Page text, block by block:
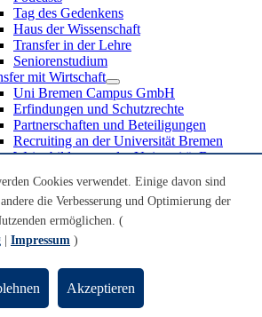
Tag des Gedenkens
Haus der Wissenschaft
Transfer in der Lehre
Seniorenstudium
mit Wirtschaft
Uni Bremen Campus GmbH
Erfindungen und Schutzrechte
Partnerschaften und Beteiligungen
Recruiting an der Universität Bremen
Weiterbildung an der Universität Bremen
Schülerinnen und Schüler
MINT-Schnupperstudium
Schulklassen
Lehrkräfte
- Servicestelle für Transferaktivitäten
Transfermagazin der Universität Bremen
Cookies verwendet. Einige davon sind
die Verbesserung und Optimierung der
ermöglichen. (
Impressum )
Akzeptieren